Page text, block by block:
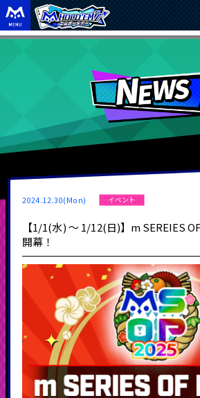
2024.12.30(Mon) イベント
【1/1(水) ～ 1/12(日)】m SEREIES
開幕！